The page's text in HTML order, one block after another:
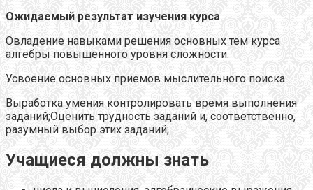
Ожидаемый результат изучения курса
Овладение навыками решения основных тем курса
алгебры повышенного уровня сложности.
Усвоение основных приемов мыслительного поиска.
Выработка умения контролировать время выполнения
заданий;Оценить трудность заданий и, соответственно,
разумный выбор этих заданий;
Учащиеся должны знать